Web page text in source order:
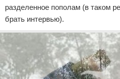
разделенное пополам (в таком
брать интервью).